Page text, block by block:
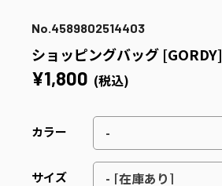
No.4589802514403
ショッピングバッグ [GORDY]
¥1,800 (税込)
カラー
サイズ